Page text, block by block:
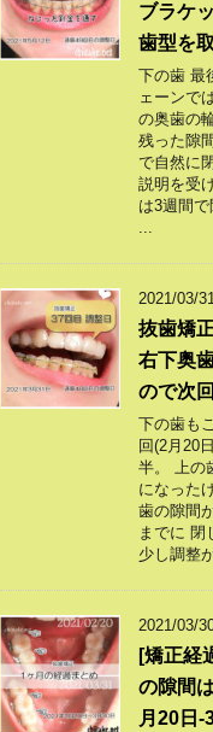
ブラケ
歯型を
下の歯 最
ェーンで
の奥歯の
残った隙
で自然に
説明を受
は3週間で
...
2021/03/
抜歯矯
右下奥
ので次
下の歯も
回(2月20
半。 上の
になった
歯の隙間
までに 閉
少し調整
2021/03/
[矯正経
の隙間
月20日-